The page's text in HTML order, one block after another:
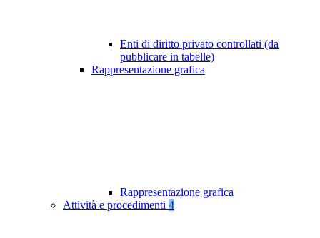
Enti di diritto privato controllati (da
pubblicare in tabelle)
Rappresentazione grafica
Rappresentazione grafica
Attività e procedimenti 4